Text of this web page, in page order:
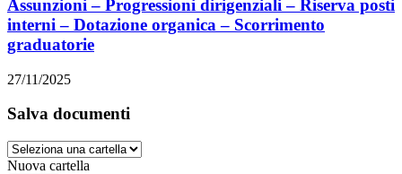
Assunzioni – Progressioni dirigenziali – Riserva posti
interni – Dotazione organica – Scorrimento
graduatorie
27/11/2025
Salva documenti
Nuova cartella